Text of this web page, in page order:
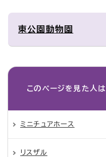
東公園動物園
このページを見た人は
ミニチュアホース
リスザル